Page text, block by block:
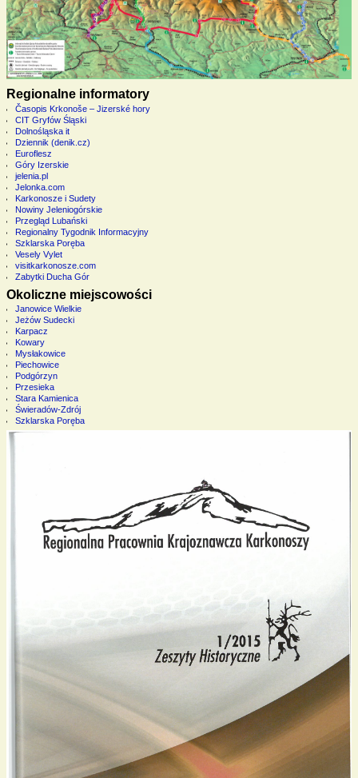
Regionalne informatory
Časopis Krkonoše – Jizerské hory
CIT Gryfów Śląski
Dolnośląska it
Dziennik (denik.cz)
Euroflesz
Góry Izerskie
jelenia.pl
Jelonka.com
Karkonosze i Sudety
Nowiny Jeleniogórskie
Przegląd Lubański
Regionalny Tygodnik Informacyjny
Szklarska Poręba
Vesely Vylet
visitkarkonosze.com
Zabytki Ducha Gór
Okoliczne miejscowości
Janowice Wielkie
Jeżów Sudecki
Karpacz
Kowary
Mysłakowice
Piechowice
Podgórzyn
Przesieka
Stara Kamienica
Świeradów-Zdrój
Szklarska Poręba